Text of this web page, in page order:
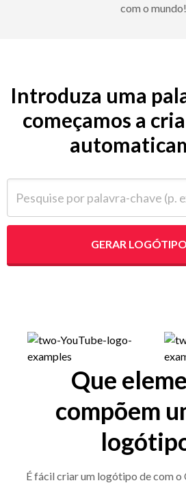
com o mundo!
Introduza uma
começamos a
GERAR
Que
compõem
É fácil criar um logótipo de com